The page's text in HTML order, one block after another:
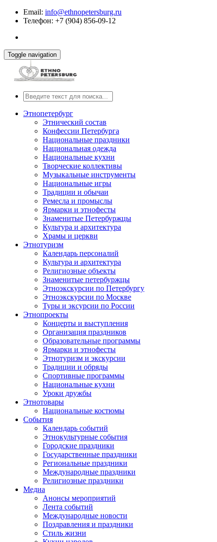
Email: info@ethnopetersburg.ru
Телефон: +7 (904) 856-09-12
Toggle navigation
Этнопетербург
Этнический состав
Конфессии Петербурга
Национальные праздники
Национальная одежда
Национальные кухни
Творческие коллективы
Музыкальные инструменты
Национальные игры
Традиции и обычаи
Ремесла и промыслы
Ярмарки и этнофесты
Знаменитые Петербуржцы
Культура и архитектура
Храмы и церкви
Этнотуризм
Календарь персоналий
Культура и архитектура
Религиозные объекты
Знаменитые петербуржцы
Этноэкскурсии по Петербургу
Этноэкскурсии по Москве
Туры и эксурсии по России
Этнопроекты
Концерты и выступления
Организация праздников
Образовательные программы
Ярмарки и этнофесты
Этнотуризм и экскурсии
Традиции и обряды
Спортивные программы
Национальные кухни
Уроки дружбы
Этнотовары
Национальные костюмы
События
Календарь событий
Этнокультурные события
Городские праздники
Государственные праздники
Региональные праздники
Международные праздники
Религиозные праздники
Медиа
Анонсы мероприятий
Лента событий
Международные новости
Поздравления и праздники
Cтиль жизни